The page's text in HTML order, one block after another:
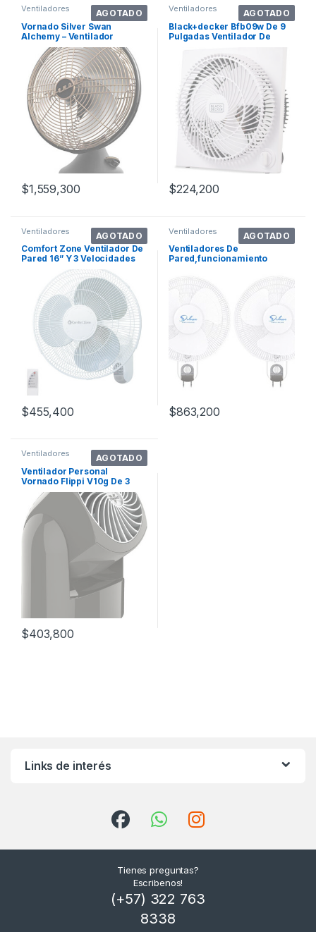
AGOTADO
Ventiladores
Vornado Silver Swan
Alchemy – Ventilador
Vintage Oscilante
$1,559,300
AGOTADO
Ventiladores
Black+decker Bfb09w De 9
Pulgadas Ventilador De
$224,200
AGOTADO
Ventiladores
Comfort Zone Ventilador De
Pared 16” Y 3 Velocidades
Cz16wr Color De La
Estructura Blanco Diámetro
40640 Cm Material De Las
Aspas Plástico
$455,400
AGOTADO
Ventiladores
Ventiladores De
Pared,funcionamiento
$863,200
AGOTADO
Ventiladores
Ventilador Personal
Vornado Flippi V10g De 3
Velocidades Color De Las
Aspas Gris Oscuro Diámetro
24 Cm Material De Las
Aspas Plástico
$403,800
Links de interés
Tienes preguntas?
Escribenos!
(+57) 322 763
8338